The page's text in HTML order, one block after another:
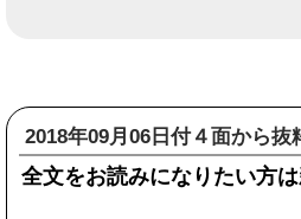
2018年09月06日付４面から抜
全文をお読みになりたい方